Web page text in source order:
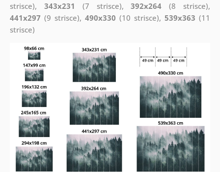
strisce), 343x231 (7 strisce),392x264 (8 strisce),
441x297 (9 strisce), 490x330 (10 strisce),539x363 (11
strisce)